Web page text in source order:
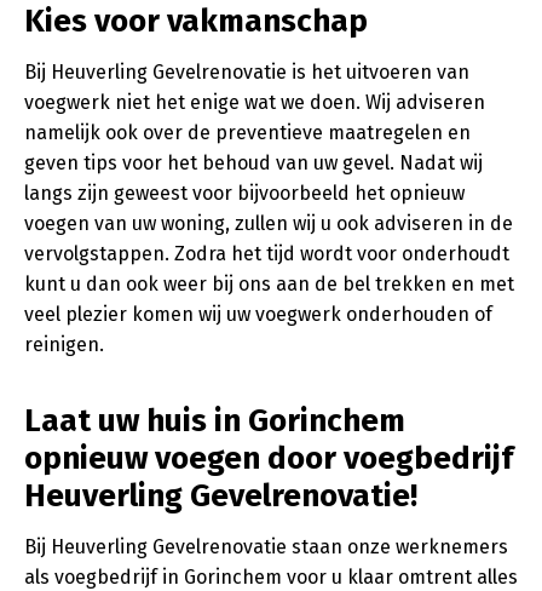
Kies voor vakmanschap
Bij Heuverling Gevelrenovatie is het uitvoeren van
voegwerk niet het enige wat we doen. Wij adviseren
namelijk ook over de preventieve maatregelen en
geven tips voor het behoud van uw gevel. Nadat wij
langs zijn geweest voor bijvoorbeeld het opnieuw
voegen van uw woning, zullen wij u ook adviseren in de
vervolgstappen. Zodra het tijd wordt voor onderhoudt
kunt u dan ook weer bij ons aan de bel trekken en met
veel plezier komen wij uw voegwerk onderhouden of
reinigen.
Laat uw huis in Gorinchem
opnieuw voegen door voegbedrijf
Heuverling Gevelrenovatie!
Bij Heuverling Gevelrenovatie staan onze werknemers
als voegbedrijf in Gorinchem voor u klaar omtrent alles